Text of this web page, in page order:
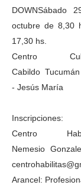
DOWNSábado
octubre de 8,30
17,30 hs.
Centro
Cabildo
- Jesús María
Inscripciones:
Centro
Nemesio
Arancel: